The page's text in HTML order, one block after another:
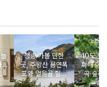
…
,
4
청송 가볼 만한
곳, 주왕산 용연폭
포와 얼음골 힐링
코스
40도 웃
피해 어
곡·숲·
떠나는